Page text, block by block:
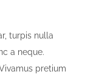
turpis nulla
a neque.
pretium